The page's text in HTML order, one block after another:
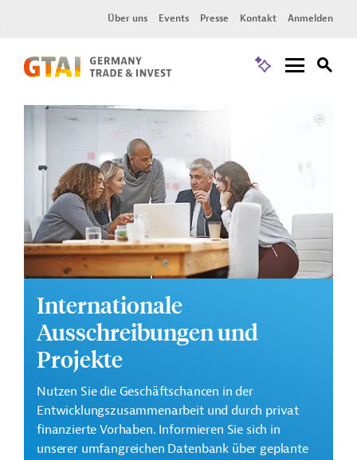
Über uns Events Presse Kontakt Anmelden
Internationale
Ausschreibungen und
Projekte
Nutzen Sie die Geschäftschancen in der
Entwicklungszusammenarbeit und durch privat
finanzierte Vorhaben. Informieren Sie sich in
unserer umfangreichen Datenbank über geplante